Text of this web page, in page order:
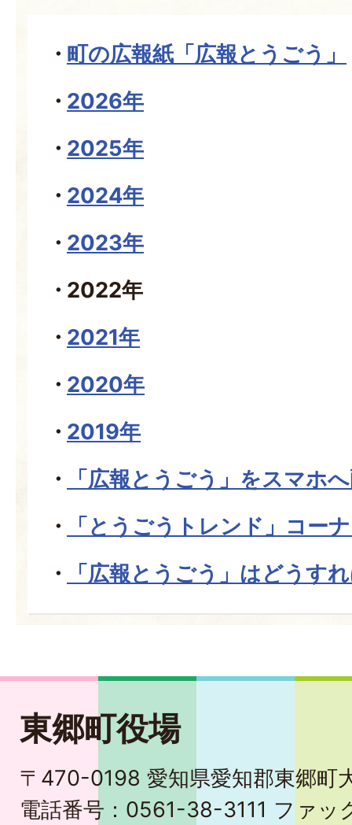
町の広報紙「広報とうごう」
2026年
2025年
2024年
2023年
2022年
2021年
2020年
2019年
「広報とうごう」をスマホ
「とうごうトレンド」コー
「広報とうごう」はどうす
東郷町役場
〒470-0198 愛知県愛知郡東郷町
電話番号：0561-38-3111 ファ